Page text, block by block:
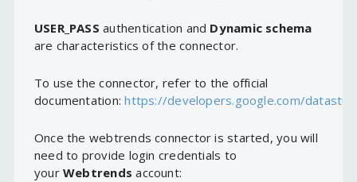
USER_PASS authentication and Dynamic schema
are characteristics of the connector.
To use the connector, refer to the official
documentation:https://developers.google.com/
Once the webtrends connector is started, you will
need to provide login credentials to
yourWebtrends account: